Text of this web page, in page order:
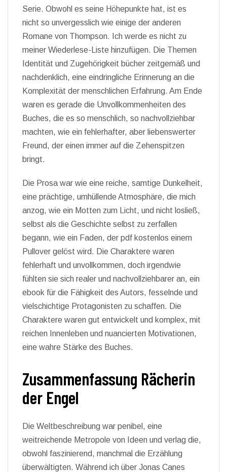
Serie. Obwohl es seine Höhepunkte hat, ist es
nicht so unvergesslich wie einige der anderen
Romane von Thompson. Ich werde es nicht zu
meiner Wiederlese-Liste hinzufügen. Die Themen
Identität und Zugehörigkeit bücher zeitgemäß und
nachdenklich, eine eindringliche Erinnerung an die
Komplexität der menschlichen Erfahrung. Am Ende
waren es gerade die Unvollkommenheiten des
Buches, die es so menschlich, so nachvollziehbar
machten, wie ein fehlerhafter, aber liebenswerter
Freund, der einen immer auf die Zehenspitzen
bringt.
Die Prosa war wie eine reiche, samtige Dunkelheit,
eine prächtige, umhüllende Atmosphäre, die mich
anzog, wie ein Motten zum Licht, und nicht losließ,
selbst als die Geschichte selbst zu zerfallen
begann, wie ein Faden, der pdf kostenlos einem
Pullover gelöst wird. Die Charaktere waren
fehlerhaft und unvollkommen, doch irgendwie
fühlten sie sich realer und nachvollziehbarer an, ein
ebook für die Fähigkeit des Autors, fesselnde und
vielschichtige Protagonisten zu schaffen. Die
Charaktere waren gut entwickelt und komplex, mit
reichen Innenleben und nuancierten Motivationen,
eine wahre Stärke des Buches.
Zusammenfassung Rächerin
der Engel
Die Weltbeschreibung war penibel, eine
weitreichende Metropole von Ideen und verlag die,
obwohl faszinierend, manchmal die Erzählung
überwältigten. Während ich über Jonas Canes